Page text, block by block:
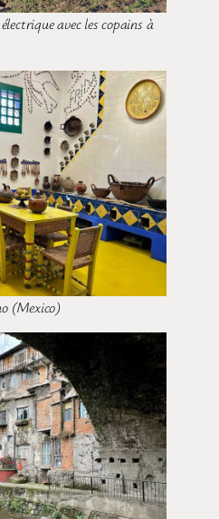
avec les copains à
(Mexico)